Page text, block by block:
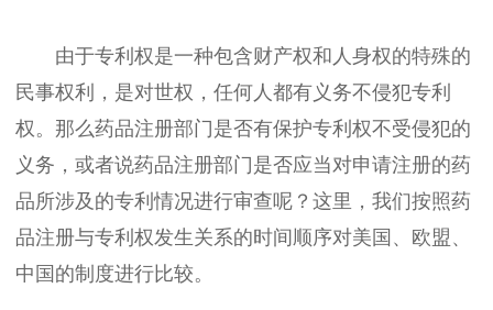
由于专利权是一种包含财产权和人身权的特殊的
民事权利，是对世权，任何人都有义务不侵犯专利
权。那么药品注册部门是否有保护专利权不受侵犯的
义务，或者说药品注册部门是否应当对申请注册的药
品所涉及的专利情况进行审查呢？这里，我们按照药
品注册与专利权发生关系的时间顺序对美国、欧盟、
中国的制度进行比较。